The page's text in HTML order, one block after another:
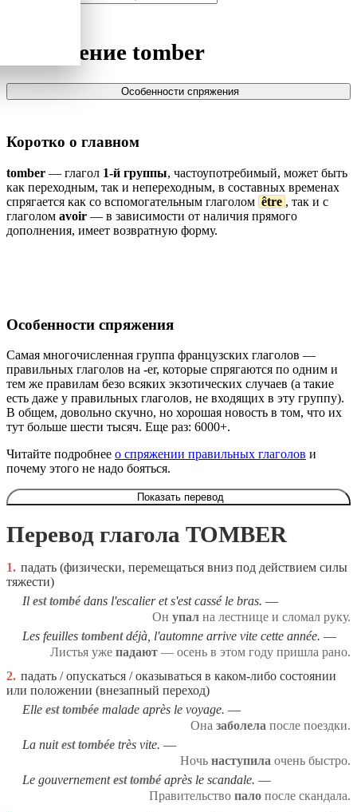
Спряжение tomber
Особенности спряжения
Коротко о главном
tomber — глагол 1-й группы, частоупотребимый, может быть
как переходным, так и непереходным, в составных временах
спрягается как со вспомогательным глаголом être , так и с
глаголом avoir — в зависимости от наличия прямого
дополнения, имеет возвратную форму.
Особенности спряжения
Самая многочисленная группа французских глаголов —
правильных глаголов на -er, которые спрягаются по одним и
тем же правилам безо всяких экзотических случаев (а такие
есть даже у правильных глаголов, не входящих в эту группу).
В общем, довольно скучно, но хорошая новость в том, что их
тут больше шести тысяч. Еще раз: 6000+.
Читайте подробнее о спряжении правильных глаголов и
почему этого не надо бояться.
Показать перевод
Перевод глагола TOMBER
1. падать (физически, перемещаться вниз под действием силы
тяжести)
Il est tombédans l'escalier et s'est cassé le bras.
Он упал на лестнице и сломал руку.
Les feuilles tombentdéjà, l'automne arrive vite cette année.
Листья уже падают — осень в этом году пришла рано.
2. падать / опускаться / оказываться в каком-либо состоянии
или положении (внезапный переход)
Elle est tombée malade après le voyage.
Она заболела после поездки.
La nuitest tombée très vite.
Ночь наступила очень быстро.
Le gouvernementest tombéaprès le scandale.
Правительство пало после скандала.